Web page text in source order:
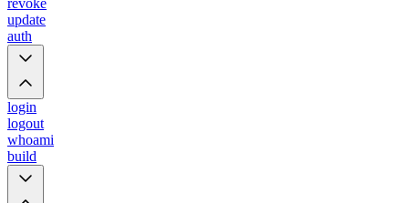
revoke
update
auth
login
logout
whoami
build